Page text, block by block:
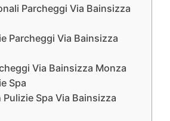
Parcheggi Via Bainsizza
Parcheggi Via Bainsizza
Via Bainsizza Monza
Spa
Spa Via Bainsizza